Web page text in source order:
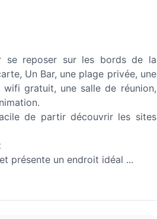
se reposer sur les bords de la
Un Bar, une plage privée, une
gratuit, une salle de réunion,
de partir découvrir les sites
présente un endroit idéal ...